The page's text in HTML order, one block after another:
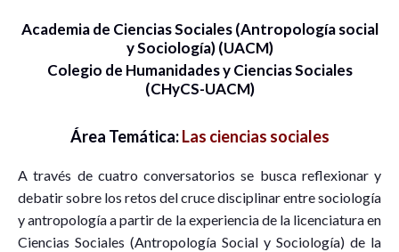
Academia de Ciencias Sociales (Antropología social
y Sociología) (UACM)
Colegio de Humanidades y Ciencias Sociales
(CHyCS-UACM)
Área Temática:Las ciencias sociales
A través de cuatro conversatorios se busca reflexionar y
debatir sobre los retos del cruce disciplinar entre sociología
y antropología a partir de la experiencia de la licenciatura en
Ciencias Sociales (Antropología Social y Sociología) de la